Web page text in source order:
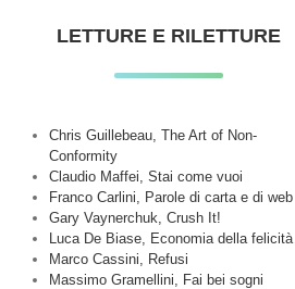
LETTURE E RILETTURE
Chris Guillebeau, The Art of Non-
Conformity
Claudio Maffei, Stai come vuoi
Franco Carlini, Parole di carta e di web
Gary Vaynerchuk, Crush It!
Luca De Biase, Economia della felicità
Marco Cassini, Refusi
Massimo Gramellini, Fai bei sogni